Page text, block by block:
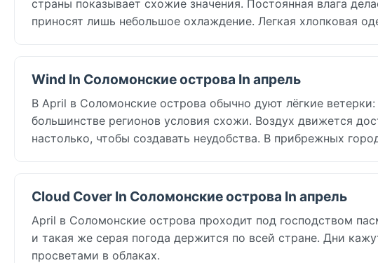
страны показывает схожие значения. Постоянная влага
приносят лишь небольшое охлаждение. Легкая хлопковая
Wind In Соломонские острова In апрель
В April в Соломонские острова обычно дуют лёгкие
большинстве регионов условия схожи. Воздух движется
настолько, чтобы создавать неудобства. В прибрежных
Cloud Cover In Соломонские острова In апрель
April в Соломонские острова проходит под господством
и такая же серая погода держится по всей стране. Дни
просветами в облаках.